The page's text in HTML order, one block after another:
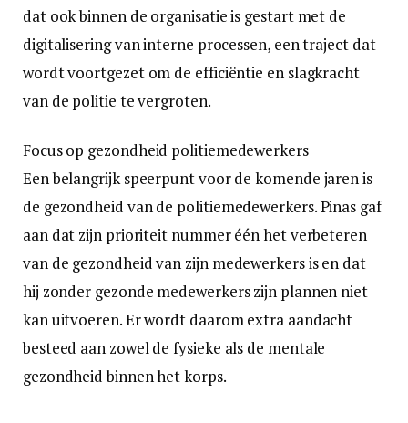
dat ook binnen de organisatie is gestart met de
digitalisering van interne processen, een traject dat
wordt voortgezet om de efficiëntie en slagkracht
van de politie te vergroten.
Focus op gezondheid politiemedewerkers
Een belangrijk speerpunt voor de komende jaren is
de gezondheid van de politiemedewerkers. Pinas gaf
aan dat zijn prioriteit nummer één het verbeteren
van de gezondheid van zijn medewerkers is en dat
hij zonder gezonde medewerkers zijn plannen niet
kan uitvoeren. Er wordt daarom extra aandacht
besteed aan zowel de fysieke als de mentale
gezondheid binnen het korps.